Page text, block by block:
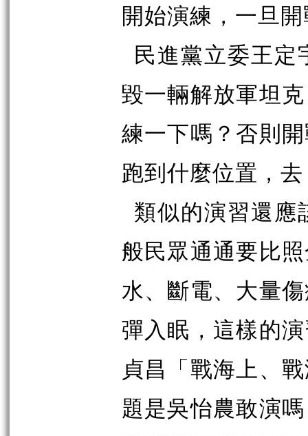
開始演練，一旦
民進黨立委王定
毀一輛解放軍坦
練一下嗎？否則
跑到什麼位置，
類似的演習還應
般民眾通通要比
水、斷電、大量
彈入眠，這樣的
貞昌「戰海上、
題是吳怡農敢演